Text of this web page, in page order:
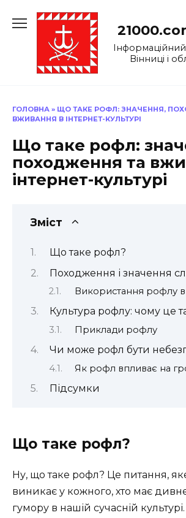
до
Вінниці і
ГОЛОВНА » ЩО ТАКЕ РОФЛ: ЗНАЧЕННЯ,
ВЖИВАННЯ В ІНТЕРНЕТ-КУЛЬТУРІ
Що таке рофл:
походження та
інтернет-культурі
Зміст
Що таке рофл?
Походження і значення
Використання рофлу в
Культура рофлу: чому це
Приклади рофлу
Чи може рофл бути
Як рофл впливає на
Підсумки
Що таке рофл?
Ну, що таке рофл? Це питання,
виникає у кожного, хто має дивне
гумору в нашій сучасній